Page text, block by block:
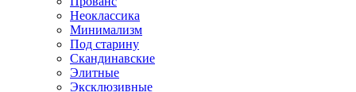
Неоклассика
Минимализм
Под старину
Скандинавские
Элитные
Эксклюзивные